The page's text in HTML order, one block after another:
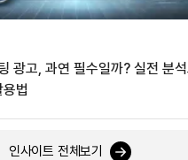
광고, 과연 필수일까? 실전 분
법
인사이트 전체보기